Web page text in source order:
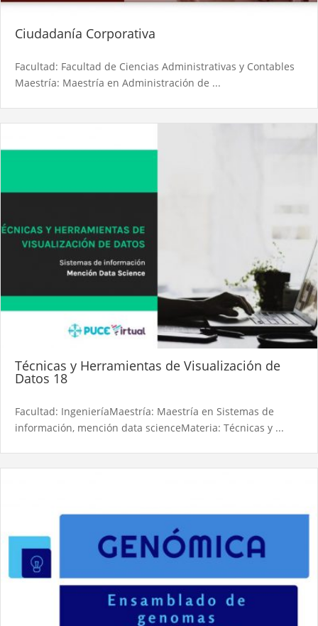
Ciudadanía Corporativa
Facultad: Facultad de Ciencias Administrativas y Contables
Maestría: Maestría en Administración de ...
Técnicas y Herramientas de Visualización de
Datos 18
Facultad: IngenieríaMaestría: Maestría en Sistemas de
información, mención data scienceMateria: Técnicas y ...